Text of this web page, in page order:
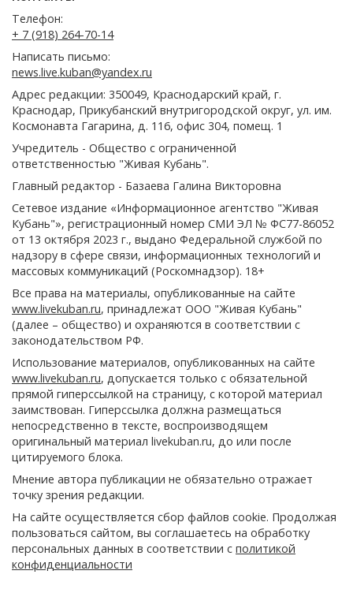
Телефон:
+ 7 (918) 264-70-14
Написать письмо:
news.live.kuban@yandex.ru
Адрес редакции: 350049, Краснодарский край, г.
Краснодар, Прикубанский внутригородской округ, ул. им.
Космонавта Гагарина, д. 116, офис 304, помещ. 1
Учредитель - Общество с ограниченной
ответственностью "Живая Кубань".
Главный редактор - Базаева Галина Викторовна
Сетевое издание «Информационное агентство "Живая
Кубань"», регистрационный номер СМИ ЭЛ № ФС77-86052
от 13 октября 2023 г., выдано Федеральной службой по
надзору в сфере связи, информационных технологий и
массовых коммуникаций (Роскомнадзор). 18+
Все права на материалы, опубликованные на сайте
www.livekuban.ru, принадлежат ООО "Живая Кубань"
(далее – общество) и охраняются в соответствии с
законодательством РФ.
Использование материалов, опубликованных на сайте
www.livekuban.ru, допускается только с обязательной
прямой гиперссылкой на страницу, с которой материал
заимствован. Гиперссылка должна размещаться
непосредственно в тексте, воспроизводящем
оригинальный материал livekuban.ru, до или после
цитируемого блока.
Мнение автора публикации не обязательно отражает
точку зрения редакции.
На сайте осуществляется сбор файлов cookie. Продолжая
пользоваться сайтом, вы соглашаетесь на обработку
персональных данных в соответствии с политикой
конфиденциальности